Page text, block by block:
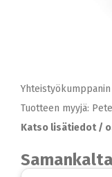
Tuotteen myyjä:
Katso lisätiedot /